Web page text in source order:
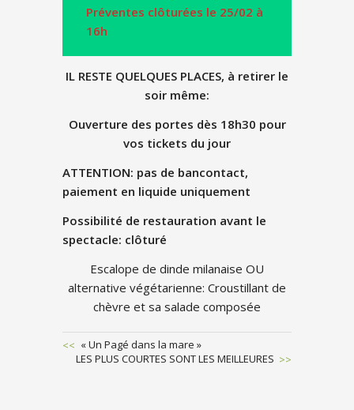
Préventes clôturées le 25/02 à
16h
IL RESTE QUELQUES PLACES, à retirer le
soir même:
Ouverture des portes dès 18h30 pour
vos tickets du jour
ATTENTION: pas de bancontact,
paiement en liquide uniquement
Possibilité de restauration avant le
spectacle: clôturé
Escalope de dinde milanaise OU
alternative végétarienne: Croustillant de
chèvre et sa salade composée
POST
Previous
Post
« Un Pagé dans la mare »
Next
LES PLUS COURTES SONT LES MEILLEURES